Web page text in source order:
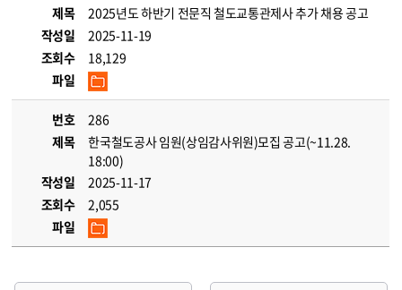
제목
2025년도 하반기 전문직 철도교통관제사 추가 채용 공고
작성일
2025-11-19
조회수
18,129
파일
번호
286
제목
한국철도공사 임원(상임감사위원)모집 공고(~11.28.
18:00)
작성일
2025-11-17
조회수
2,055
파일